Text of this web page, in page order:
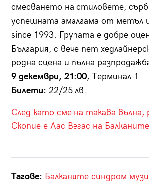
смесването на стиловете,
успешната амалгама от метъл
since 1993. Групата е добре
България, с вече пет
родна сцена и пълна
9 декември, 21:00, Терминал 1
Билети: 22/25 лв.
След като сме на такава вълна,
Скопие е Лас Вегас на
Тагове: Балканите синдром